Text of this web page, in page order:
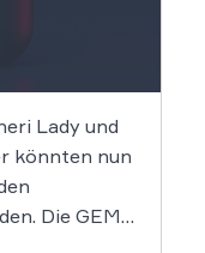
Lady und
könnten nun
Die GEMA